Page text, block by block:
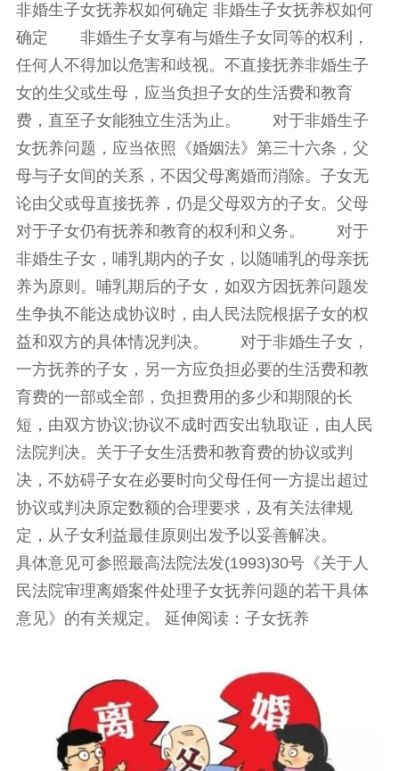
非婚生子女抚养权如何确定 非婚生子女抚养权如何
确定 非婚生子女享有与婚生子女同等的权利，
任何人不得加以危害和歧视。不直接抚养非婚生子
女的生父或生母，应当负担子女的生活费和教育
费，直至子女能独立生活为止。 对于非婚生子
女抚养问题，应当依照《婚姻法》第三十六条，父
母与子女间的关系，不因父母离婚而消除。子女无
论由父或母直接抚养，仍是父母双方的子女。父母
对于子女仍有抚养和教育的权利和义务。 对于
非婚生子女，哺乳期内的子女，以随哺乳的母亲抚
养为原则。哺乳期后的子女，如双方因抚养问题发
生争执不能达成协议时，由人民法院根据子女的权
益和双方的具体情况判决。 对于非婚生子女，
一方抚养的子女，另一方应负担必要的生活费和教
育费的一部或全部，负担费用的多少和期限的长
短，由双方协议;协议不成时西安出轨取证，由人民
法院判决。关于子女生活费和教育费的协议或判
决，不妨碍子女在必要时向父母任何一方提出超过
协议或判决原定数额的合理要求，及有关法律规
定，从子女利益最佳原则出发予以妥善解决。
具体意见可参照最高法院法发(1993)30号《关于人
民法院审理离婚案件处理子女抚养问题的若干具体
意见》的有关规定。 延伸阅读：子女抚养